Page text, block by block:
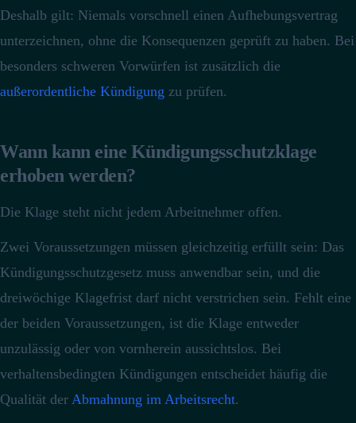
Deshalb gilt: Niemals vorschnell einen Aufhebungsvertrag
unterzeichnen, ohne die Konsequenzen geprüft zu haben. Bei
besonders schweren Vorwürfen ist zusätzlich die
außerordentliche Kündigung zu prüfen.
Wann kann eine Kündigungsschutzklage
erhoben werden?
Die Klage steht nicht jedem Arbeitnehmer offen.
Zwei Voraussetzungen müssen gleichzeitig erfüllt sein: Das
Kündigungsschutzgesetz muss anwendbar sein, und die
dreiwöchige Klagefrist darf nicht verstrichen sein. Fehlt eine
der beiden Voraussetzungen, ist die Klage entweder
unzulässig oder von vornherein aussichtslos. Bei
verhaltensbedingten Kündigungen entscheidet häufig die
Qualität der Abmahnung im Arbeitsrecht.